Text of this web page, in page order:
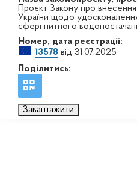
Проєкт Закону про
України щодо
сфері питного
Номер, дата реєстрації:
13578 від 31.07.2025
Поділитись:
Завантажити